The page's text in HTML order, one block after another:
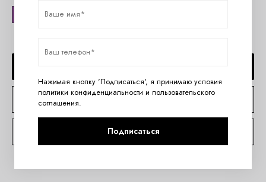
КУПИТЬ В 1 КЛИК
КОНСУЛЬТАЦИЯ ПО TELEGRAM
Нажимая кнопку 'Подписаться', я принимаю условия
политики конфиденциальности и пользовательского
соглашения.
Подписаться